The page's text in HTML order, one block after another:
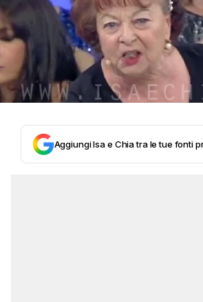
Aggiungi Isa e Chia tra le tue fonti